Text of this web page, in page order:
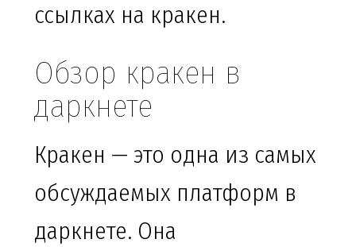
ссылках на кракен.
Обзор кракен в
даркнете
Кракен — это одна из самых
обсуждаемых платформ в
даркнете. Она